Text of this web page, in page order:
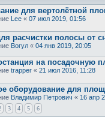
для вертолётной
Lee « 07 июл 2019, 01:56
расчистки полосы от
Вогул « 04 янв 2019, 20:05
на посадочную
trapper « 21 июл 2016, 11:28
оборудование для
Владимир Петрович « 16 апр
3 4 5 6